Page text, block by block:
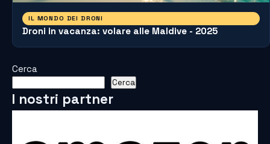
IL MONDO DEI DRONI
Droni in vacanza: volare alle Maldive - 2025
Cerca
Cerca
I nostri partner